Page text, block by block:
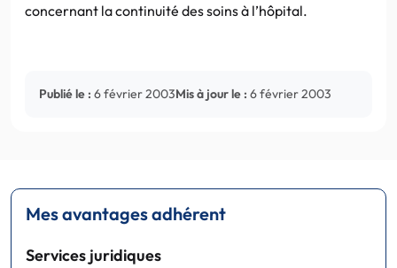
concernant la continuité des soins à l’hôpital.
Publié le : 6 février 2003Mis à jour le : 6 février 2003
Mes avantages adhérent
Services juridiques